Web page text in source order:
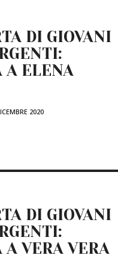
DI GIOVANI
A ELENA
2020
DI GIOVANI
A VERA VERA